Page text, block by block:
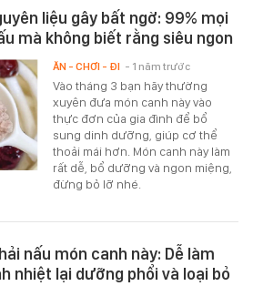
liệu gây bất ngờ: 99% mọi
mà không biết rằng siêu ngon
Vào tháng 3 bạn hãy thường
xuyên đưa món canh này vào
thực đơn của gia đình để bổ
sung dinh dưỡng, giúp cơ thể
thoải mái hơn. Món canh này làm
rất dễ, bổ dưỡng và ngon miệng,
đừng bỏ lỡ nhé.
ĂN - CHƠI - ĐI - 1 năm trước
nấu món canh này: Dễ làm
nhiệt lại dưỡng phổi và loại bỏ